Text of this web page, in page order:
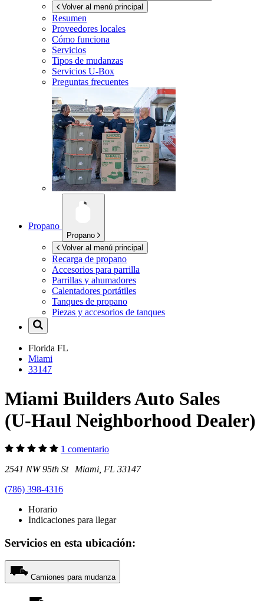
Volver al menú principal
Resumen
Proveedores locales
Cómo funciona
Servicios
Tipos de mudanzas
Servicios U-Box
Preguntas frecuentes
Propano
Propano
Volver al menú principal
Recarga de propano
Accesorios para parrilla
Parrillas y ahumadores
Calentadores portátiles
Tanques de propano
Piezas y accesorios de tanques
Florida FL
Miami
33147
Miami Builders Auto Sales
(U-Haul Neighborhood Dealer)
1 comentario
2541 NW 95th St Miami, FL 33147
(786) 398-4316
Horario
Indicaciones para llegar
Servicios en esta ubicación:
Camiones para mudanza